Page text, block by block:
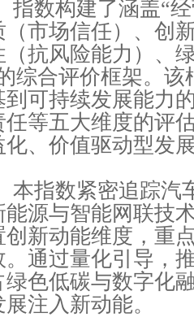
数构建了涵盖“
市场信任）、创
抗风险能力）、
综合评价框架。该
可持续发展能力
等五大维度的评
、价值驱动型发
指数紧密追踪汽
源与智能网联技
新动能维度，重
通过量化引导，
色低碳与数字化
注入新动能。